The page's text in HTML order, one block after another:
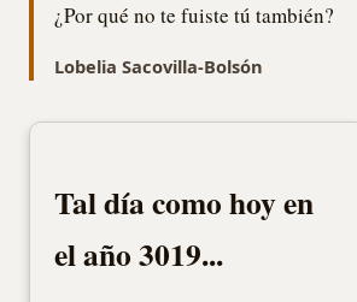
¿Por qué no te fuiste tú también?
Lobelia Sacovilla-Bolsón
Tal día como hoy en
el año 3019...